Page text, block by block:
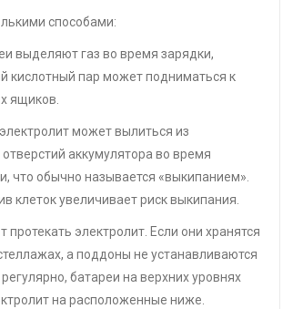
способами:
выделяют газ во время зарядки,
кислотный пар может подниматься к
ящиков.
может вылиться из
аккумулятора во время
что обычно называется «выкипанием».
клеток увеличивает риск выкипания.
протекать электролит. Если они хранятся
а поддоны не устанавливаются
батареи на верхних уровнях
на расположенные ниже.